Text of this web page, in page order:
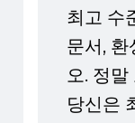
최고 수
문서,
오. 정
당신은